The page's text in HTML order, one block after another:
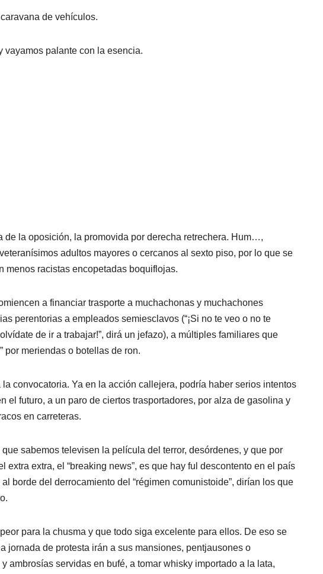
de vehículos.
vayamos palante con la esencia.
de la oposición, la promovida por derecha retrechera. Hum…,
adultos mayores o cercanos al sexto piso, por lo que se
menos racistas encopetadas boquiflojas.
a financiar trasporte a muchachonas y muchachones
perentorias a empleados semiesclavos (“¡Si no te veo o no te
de ir a trabajar!”, dirá un jefazo), a múltiples familiares que
por meriendas o botellas de ron.
la convocatoria. Ya en la acción callejera, podría haber serios intentos
el futuro, a un paro de ciertos trasportadores, por alza de gasolina y
en carreteras.
sabemos televisen la película del terror, desórdenes, y que por
extra extra, el “breaking news”, es que hay ful descontento en el país
borde del derrocamiento del “régimen comunistoide”, dirían los que
para la chusma y que todo siga excelente para ellos. De eso se
jornada de protesta irán a sus mansiones, pentjausones o
ambrosías servidas en bufé, a tomar whisky importado a la lata,